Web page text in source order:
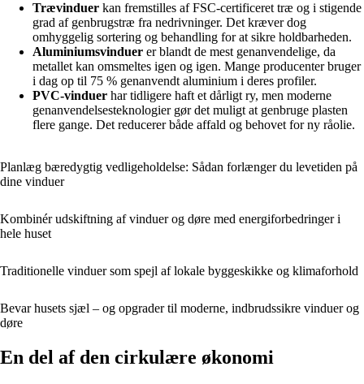
Trævinduer kan fremstilles af FSC-certificeret træ og i stigende
grad af genbrugstræ fra nedrivninger. Det kræver dog
omhyggelig sortering og behandling for at sikre holdbarheden.
Aluminiumsvinduer er blandt de mest genanvendelige, da
metallet kan omsmeltes igen og igen. Mange producenter bruger
i dag op til 75 % genanvendt aluminium i deres profiler.
PVC-vinduer har tidligere haft et dårligt ry, men moderne
genanvendelsesteknologier gør det muligt at genbruge plasten
flere gange. Det reducerer både affald og behovet for ny råolie.
Planlæg bæredygtig vedligeholdelse: Sådan forlænger du levetiden på
dine vinduer
Kombinér udskiftning af vinduer og døre med energiforbedringer i
hele huset
Traditionelle vinduer som spejl af lokale byggeskikke og klimaforhold
Bevar husets sjæl – og opgrader til moderne, indbrudssikre vinduer og
døre
En del af den cirkulære økonomi